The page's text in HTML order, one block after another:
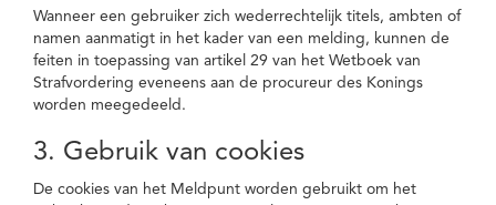
Wanneer een gebruiker zich wederrechtelijk titels, ambten of
namen aanmatigt in het kader van een melding, kunnen de
feiten in toepassing van artikel 29 van het Wetboek van
Strafvordering eveneens aan de procureur des Konings
worden meegedeeld.
3. Gebruik van cookies
De cookies van het Meldpunt worden gebruikt om het